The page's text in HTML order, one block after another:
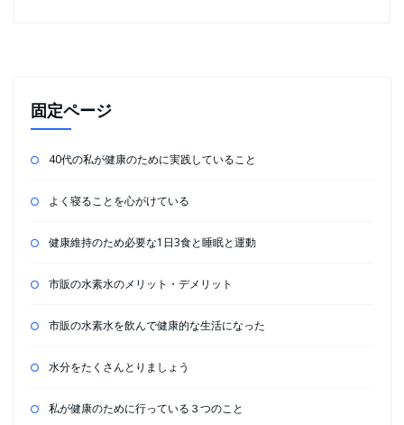
固定ページ
40代の私が健康のために実践していること
よく寝ることを心がけている
健康維持のため必要な1日3食と睡眠と運動
市販の水素水のメリット・デメリット
市販の水素水を飲んで健康的な生活になった
水分をたくさんとりましょう
私が健康のために行っている３つのこと